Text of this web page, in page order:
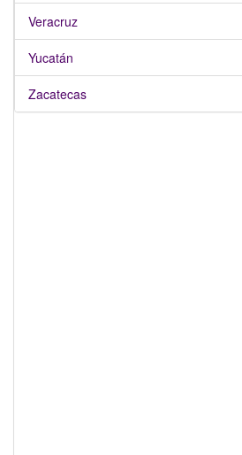
Veracruz
Yucatán
Zacatecas